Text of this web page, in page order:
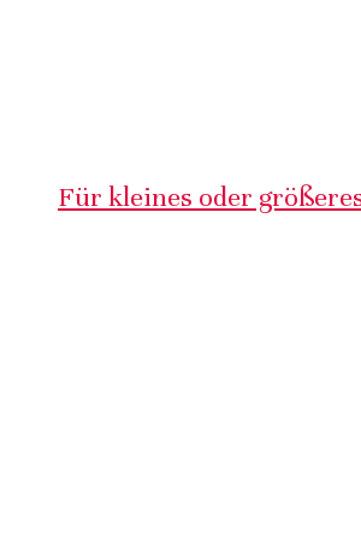
Für kleines oder